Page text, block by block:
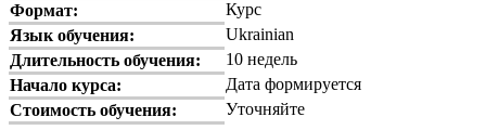
Формат:
Курс
Язык обучения:
Ukrainian
Длительность обучения:
10 недель
Начало курса:
Дата формируется
Стоимость обучения:
Уточняйте